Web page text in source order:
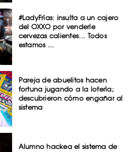
#LadyFrías: insulta a un cajero
del OXXO por venderle
cervezas calientes… Todos
estamos ...
Pareja de abuelitos hacen
fortuna jugando a la lotería;
descubrieron cómo engañar al
sistema
Alumno hackea el sistema de